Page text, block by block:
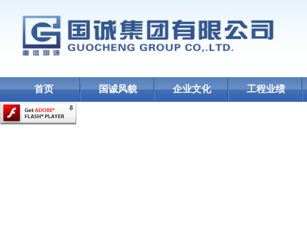
首页 国诚风貌 企业文化 工程业绩